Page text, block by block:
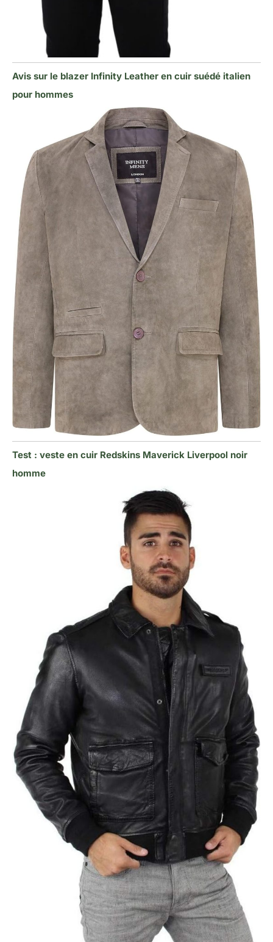
Avis sur le blazer Infinity Leather en cuir suédé italien
pour hommes
Test : veste en cuir Redskins Maverick Liverpool noir
homme